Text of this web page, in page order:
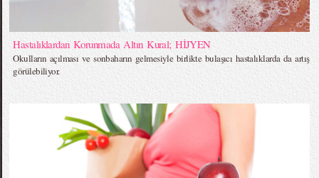
Hastalıklardan Korunmada Altın Kural; HİJYEN
Okulların açılması ve sonbaharın gelmesiyle birlikte bulaşıcı hastalıklarda da artış
görülebiliyor.